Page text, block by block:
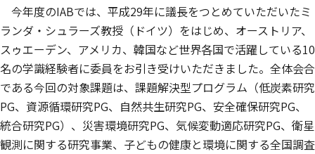
今年度のIABでは、平成29年に議長をつとめていただいたミ
ランダ・シュラーズ教授（ドイツ）をはじめ、オーストリア、
スゥエーデン、アメリカ、韓国など世界各国で活躍している10
名の学識経験者に委員をお引き受けいただきました。全体会合
である今回の対象課題は、課題解決型プログラム（低炭素研究
PG、資源循環研究PG、自然共生研究PG、安全確保研究PG、
統合研究PG）、災害環境研究PG、気候変動適応研究PG、衛星
観測に関する研究事業、子どもの健康と環境に関する全国調査